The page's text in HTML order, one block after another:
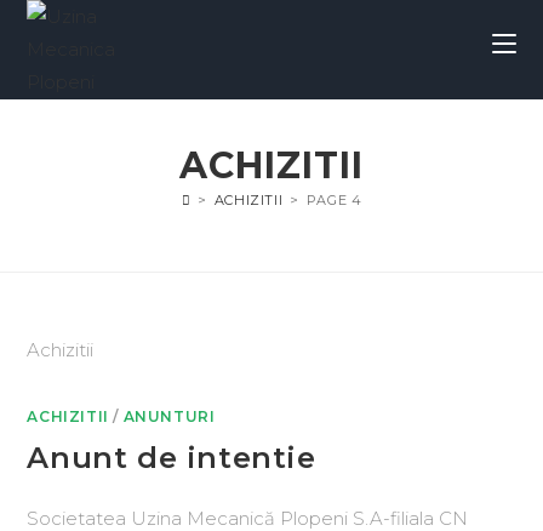
ACHIZITII
> ACHIZITII > PAGE 4
Achizitii
ACHIZITII / ANUNTURI
Anunt de intentie
Societatea Uzina Mecanică Plopeni S.A-filiala CN